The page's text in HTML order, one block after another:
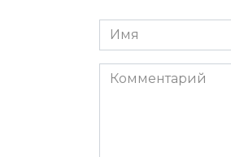
Имя
*
Комментарий